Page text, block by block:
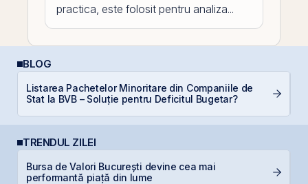
practica, este folosit pentru analiza...
BLOG
Listarea Pachetelor Minoritare din Companiile de
Stat la BVB – Soluție pentru Deficitul Bugetar?
TRENDUL ZILEI
Bursa de Valori București devine cea mai
performantă piață din lume